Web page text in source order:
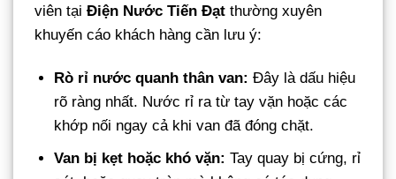
viên tại Điện Nước Tiến Đạt thường xuyên
khuyến cáo khách hàng cần lưu ý:
Rò rỉ nước quanh thân van: Đây là dấu hiệu
rõ ràng nhất. Nước rỉ ra từ tay vặn hoặc các
khớp nối ngay cả khi van đã đóng chặt.
Van bị kẹt hoặc khó vặn: Tay quay bị cứng, rỉ